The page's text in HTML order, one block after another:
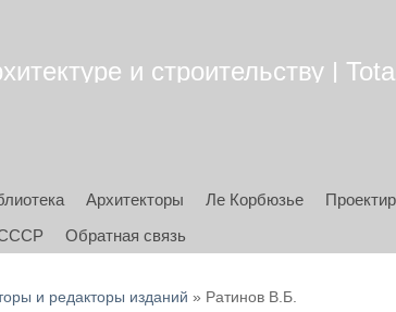
и строительству |
Архитекторы Ле Корбюзье
Обратная связь
и редакторы изданий » Ратинов В.Б.